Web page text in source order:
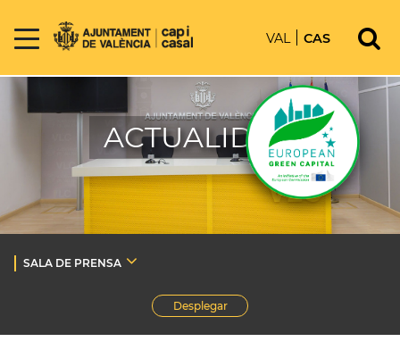
VAL CAS
ACTUALIDAD
SALA DE PRENSA
Desplegar